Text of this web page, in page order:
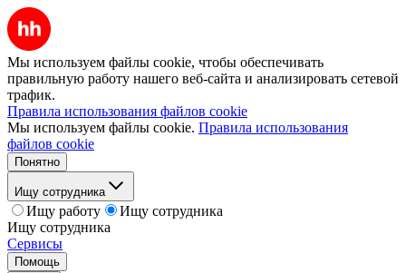
Мы используем файлы cookie, чтобы обеспечивать
правильную работу нашего веб-сайта и анализировать сетевой
трафик.
Правила использования файлов cookie
Мы используем файлы cookie. Правила использования
файлов cookie
Понятно
Ищу сотрудника
Ищу работу
Ищу сотрудника
Ищу сотрудника
Сервисы
Помощь